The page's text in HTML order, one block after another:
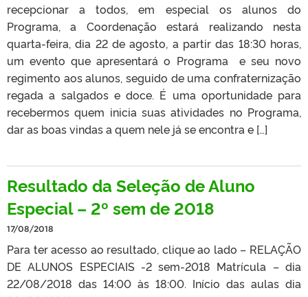
recepcionar a todos, em especial os alunos do
Programa, a Coordenação estará realizando nesta
quarta-feira, dia 22 de agosto, a partir das 18:30 horas,
um evento que apresentará o Programa e seu novo
regimento aos alunos, seguido de uma confraternização
regada a salgados e doce. É uma oportunidade para
recebermos quem inicia suas atividades no Programa,
dar as boas vindas a quem nele já se encontra e […]
Resultado da Seleção de Aluno
Especial – 2º sem de 2018
17/08/2018
Para ter acesso ao resultado, clique ao lado – RELAÇÃO
DE ALUNOS ESPECIAIS -2 sem-2018 Matrícula – dia
22/08/2018 das 14:00 às 18:00. Início das aulas dia